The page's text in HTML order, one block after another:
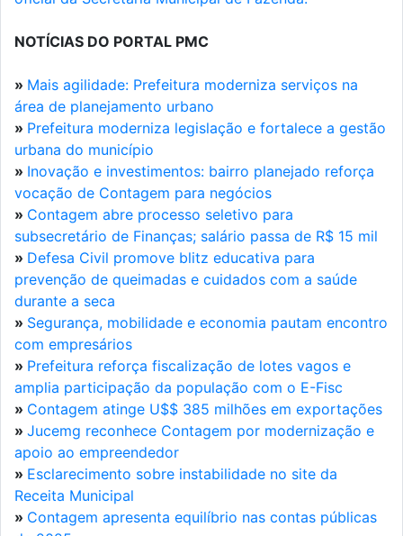
NOTÍCIAS DO PORTAL PMC
» Mais agilidade: Prefeitura moderniza serviços na
área de planejamento urbano
» Prefeitura moderniza legislação e fortalece a gestão
urbana do município
» Inovação e investimentos: bairro planejado reforça
vocação de Contagem para negócios
» Contagem abre processo seletivo para
subsecretário de Finanças; salário passa de R$ 15 mil
» Defesa Civil promove blitz educativa para
prevenção de queimadas e cuidados com a saúde
durante a seca
» Segurança, mobilidade e economia pautam encontro
com empresários
» Prefeitura reforça fiscalização de lotes vagos e
amplia participação da população com o E-Fisc
» Contagem atinge U$$ 385 milhões em exportações
» Jucemg reconhece Contagem por modernização e
apoio ao empreendedor
» Esclarecimento sobre instabilidade no site da
Receita Municipal
» Contagem apresenta equilíbrio nas contas públicas